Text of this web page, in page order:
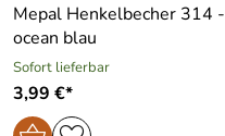
Mepal Henkelbecher 314 -
ocean blau
Sofort lieferbar
3,99 €*